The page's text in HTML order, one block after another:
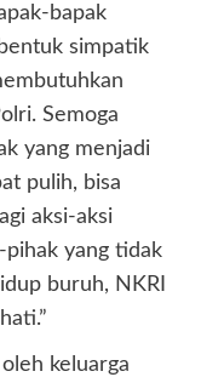
bapak
simpatik
Semoga
yang menjadi
pulih, bisa
aksi-aksi
pihak yang tidak
buruh, NKRI
keluarga